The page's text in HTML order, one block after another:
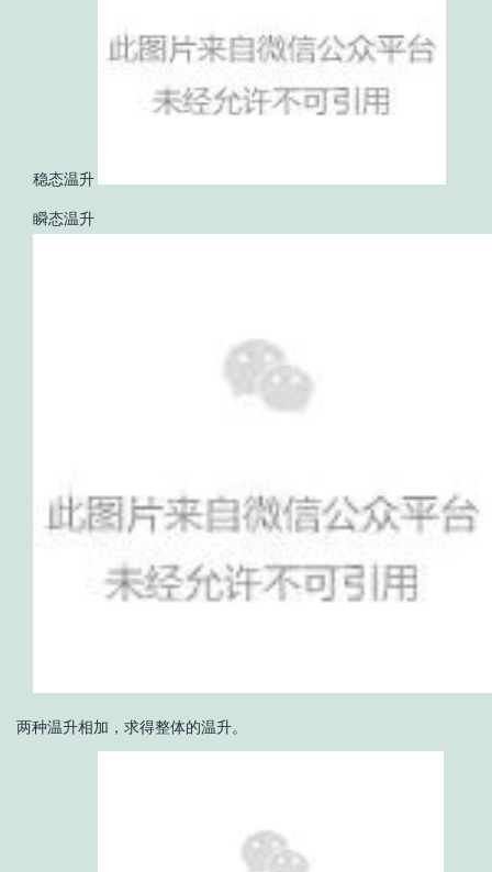
稳态温升
瞬态温升
两种温升相加，求得整体的温升。